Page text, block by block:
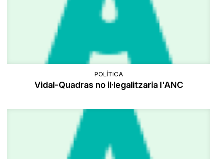
POLÍTICA
Vidal-Quadras no il·legalitzaria l'ANC